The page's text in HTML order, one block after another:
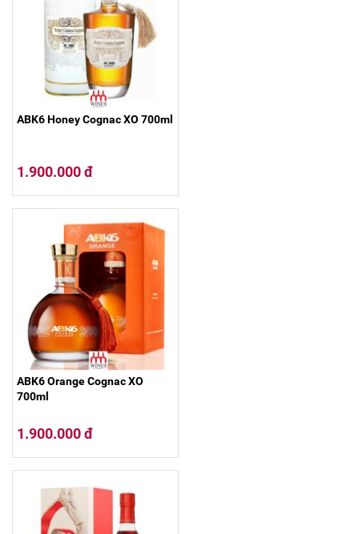
ABK6 Honey Cognac XO 700ml
1.900.000 đ
ABK6 Orange Cognac XO
700ml
1.900.000 đ